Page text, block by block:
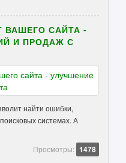
ВАШЕГО САЙТА -
И ПРОДАЖ С
найти ошибки,
системах. А
Просмотры: 1478